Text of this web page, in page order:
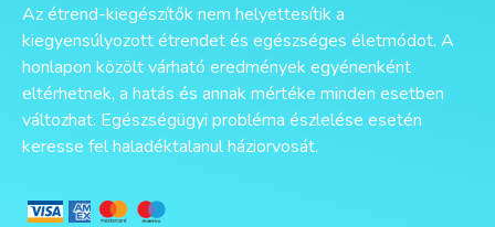
Az étrend-kiegészítők nem helyettesítik a
kiegyensúlyozott étrendet és egészséges életmódot. A
honlapon közölt várható eredmények egyénenként
eltérhetnek, a hatás és annak mértéke minden esetben
változhat. Egészségügyi probléma észlelése esetén
keresse fel haladéktalanul háziorvosát.